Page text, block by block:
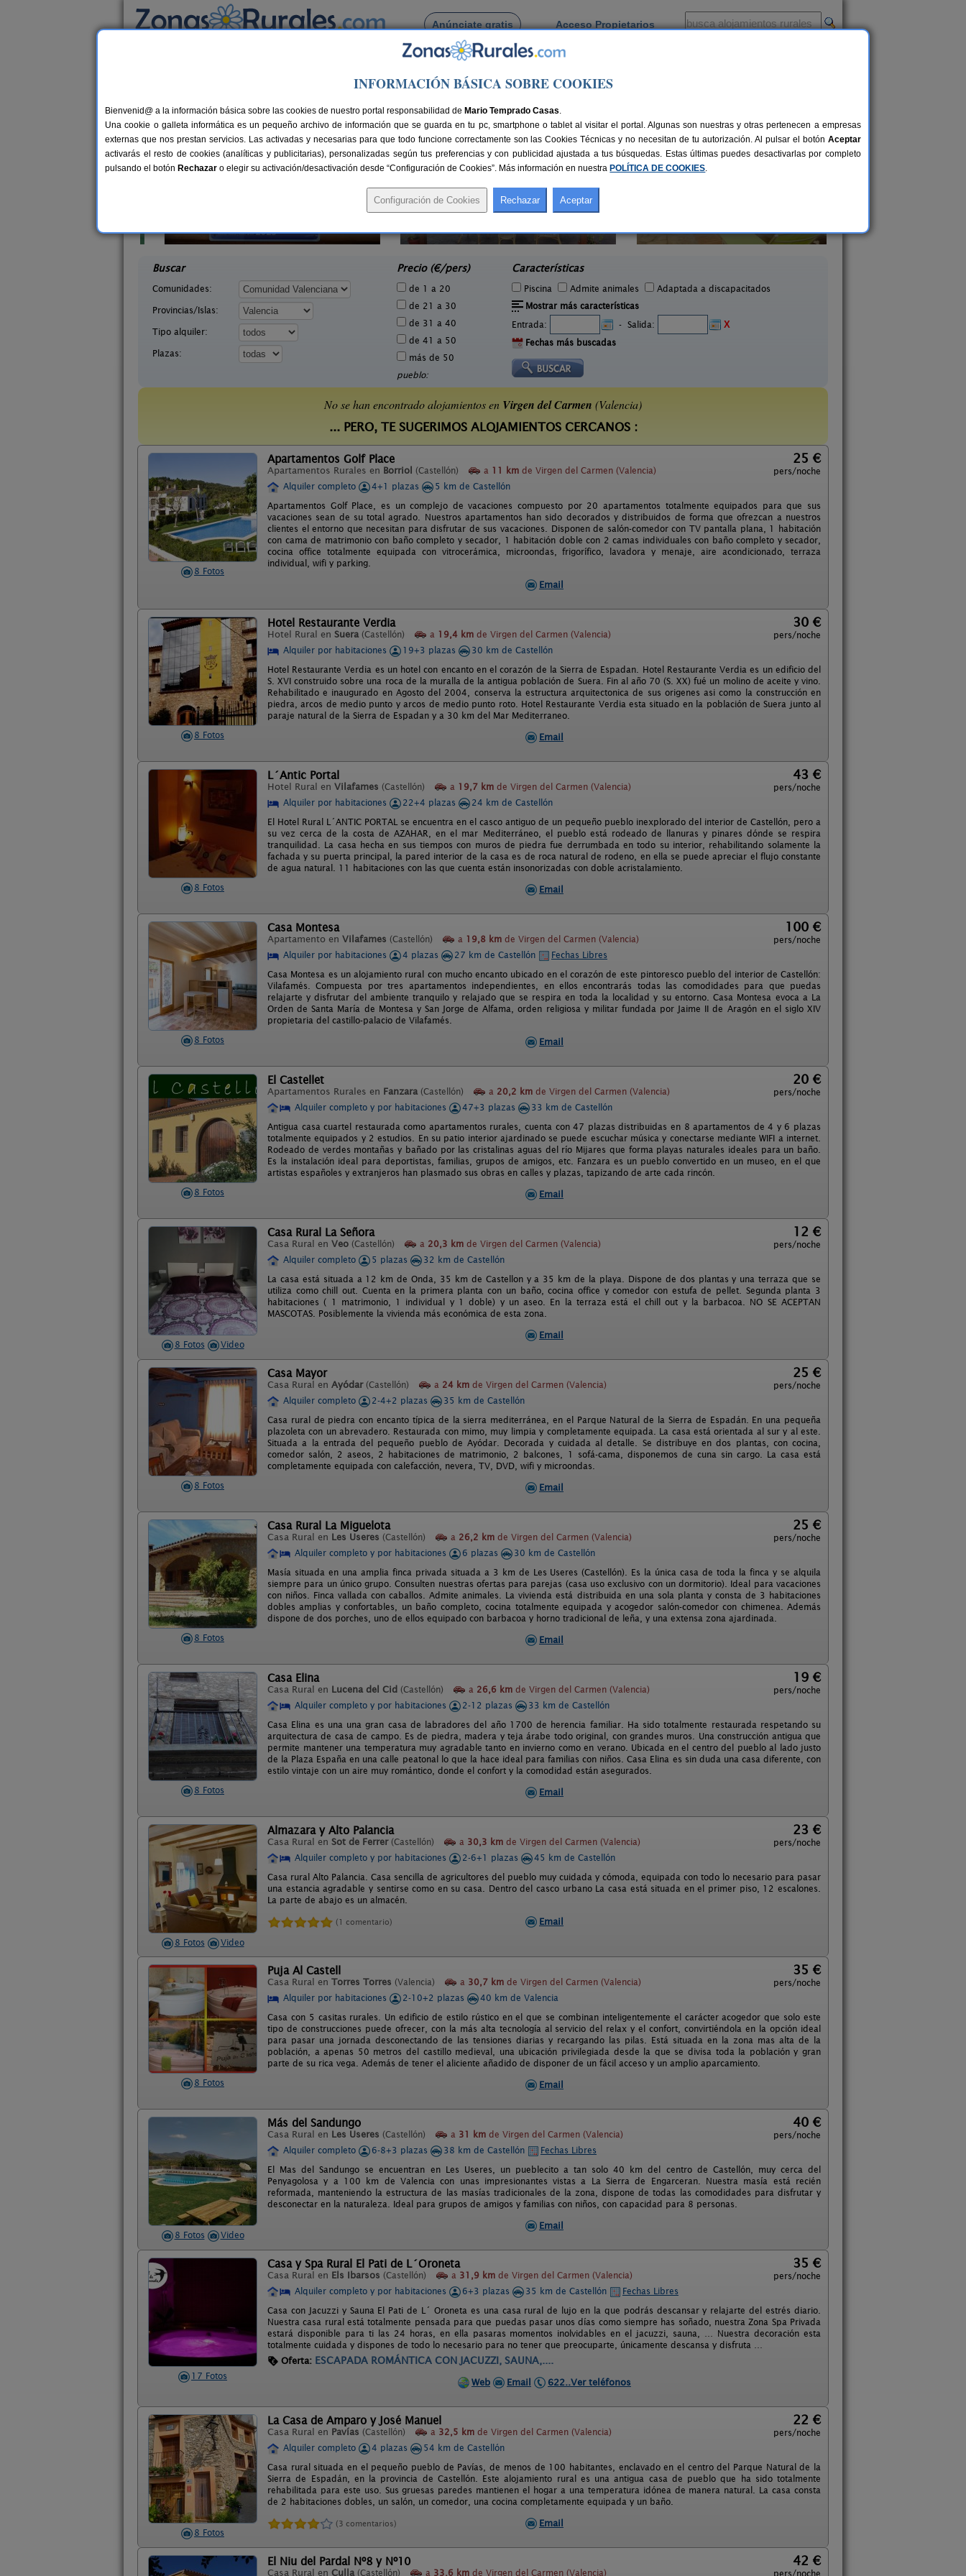
Anúnciate gratis Acceso Propietarios
Busca por pueblo
> Virgen del Carmen
Casas Rurales cerca de Virgen del Carmen
50 €
Casas Rurales Les Eres de Gátova
Buscar
Comunidades:
Provincias/Islas:
Tipo alquiler:
Plazas:
Precio (€/pers)
de 1 a 20
de 21 a 30
de 31 a 40
de 41 a 50
más de 50
pueblo:
Características
Piscina Admite animales
Adaptada a discapacitados
Mostrar más características
Entrada:
- Salida:
X
Fechas más buscadas
No se han encontrado alojamientos en Virgen del Carmen (Valencia)
... PERO, TE SUGERIMOS ALOJAMIENTOS CERCANOS :
8 Fotos
Apartamentos Golf Place
Apartamentos Rurales en Borriol (Castellón) a 11 km de Virgen del Carmen (Valencia)
25 €
pers/noche
Alquiler completo
4+1 plazas
5 km de Castellón
Apartamentos Golf Place, es un complejo de vacaciones compuesto por 20 apartamentos totalmente equipados para que sus
vacaciones sean de su total agrado. Nuestros apartamentos han sido decorados y distribuidos de forma que ofrezcan a nuestros
clientes el entorno que necesitan para disfrutar de sus vacaciones. Disponen de salón-comedor con TV pantalla plana, 1 habitación
con cama de matrimonio con baño completo y secador, 1 habitación doble con 2 camas individuales con baño completo y secador,
cocina office totalmente equipada con vitrocerámica, microondas, frigorífico, lavadora y menaje, aire acondicionado, terraza
individual, wifi y parking.
Email
8 Fotos
Hotel Restaurante Verdia
Hotel Rural en Suera (Castellón) a 19,4 km de Virgen del Carmen (Valencia)
30 €
pers/noche
Alquiler por habitaciones
19+3 plazas
30 km de Castellón
Hotel Restaurante Verdia es un hotel con encanto en el corazón de la Sierra de Espadan. Hotel Restaurante Verdia es un edificio del
S. XVI construido sobre una roca de la muralla de la antigua población de Suera. Fin al año 70 (S. XX) fué un molino de aceite y vino.
Rehabilitado e inaugurado en Agosto del 2004, conserva la estructura arquitectonica de sus origenes asi como la construcción en
piedra, arcos de medio punto y arcos de medio punto roto. Hotel Restaurante Verdia esta situado en la población de Suera junto al
paraje natural de la Sierra de Espadan y a 30 km del Mar Mediterraneo.
Email
8 Fotos
L´Antic Portal
Hotel Rural en Vilafames (Castellón) a 19,7 km de Virgen del Carmen (Valencia)
43 €
pers/noche
Alquiler por habitaciones
22+4 plazas
24 km de Castellón
El Hotel Rural L´ANTIC PORTAL se encuentra en el casco antiguo de un pequeño pueblo inexplorado del interior de Castellón, pero a
su vez cerca de la costa de AZAHAR, en el mar Mediterráneo, el pueblo está rodeado de llanuras y pinares dónde se respira
tranquilidad. La casa hecha en sus tiempos con muros de piedra fue derrumbada en todo su interior, rehabilitando solamente la
fachada y su puerta principal, la pared interior de la casa es de roca natural de rodeno, en ella se puede apreciar el flujo constante
de agua natural. 11 habitaciones con las que cuenta están insonorizadas con doble acristalamiento.
Email
8 Fotos
Casa Montesa
Apartamento en Vilafames (Castellón) a 19,8 km de Virgen del Carmen (Valencia)
100 €
pers/noche
Alquiler por habitaciones
4 plazas 27 km de Castellón
Fechas Libres
Casa Montesa es un alojamiento rural con mucho encanto ubicado en el corazón de este pintoresco pueblo del interior de Castellón:
Vilafamés. Compuesta por tres apartamentos independientes, en ellos encontrarás todas las comodidades para que puedas
relajarte y disfrutar del ambiente tranquilo y relajado que se respira en toda la localidad y su entorno. Casa Montesa evoca a La
Orden de Santa María de Montesa y San Jorge de Alfama, orden religiosa y militar fundada por Jaime II de Aragón en el siglo XIV
propietaria del castillo-palacio de Vilafamés.
Email
8 Fotos
El Castellet
Apartamentos Rurales en Fanzara (Castellón) a 20,2 km de Virgen del Carmen (Valencia)
20 €
pers/noche
Alquiler completo y por habitaciones
47+3 plazas
33 km de Castellón
Antigua casa cuartel restaurada como apartamentos rurales, cuenta con 47 plazas distribuidas en 8 apartamentos de 4 y 6 plazas
totalmente equipados y 2 estudios. En su patio interior ajardinado se puede escuchar música y conectarse mediante WIFI a internet.
Rodeado de verdes montañas y bañado por las cristalinas aguas del río Mijares que forma playas naturales ideales para un baño.
Es la instalación ideal para deportistas, familias, grupos de amigos, etc. Fanzara es un pueblo convertido en un museo, en el que
artistas españoles y extranjeros han plasmado sus obras en calles y plazas, tapizando de arte cada rincón.
Email
8 Fotos Video
Casa Rural La Señora
Casa Rural en Veo (Castellón) a 20,3 km de Virgen del Carmen (Valencia)
12 €
pers/noche
Alquiler completo
5 plazas
32 km de Castellón
La casa está situada a 12 km de Onda, 35 km de Castellon y a 35 km de la playa. Dispone de dos plantas y una terraza que se
utiliza como chill out. Cuenta en la primera planta con un baño, cocina office y comedor con estufa de pellet. Segunda planta 3
habitaciones ( 1 matrimonio, 1 individual y 1 doble) y un aseo. En la terraza está el chill out y la barbacoa. NO SE ACEPTAN
MASCOTAS. Posiblemente la vivienda más económica de esta zona.
Email
8 Fotos
Casa Mayor
Casa Rural en Ayódar (Castellón) a 24 km de Virgen del Carmen (Valencia)
25 €
pers/noche
Alquiler completo
2-4+2 plazas
35 km de Castellón
Casa rural de piedra con encanto típica de la sierra mediterránea, en el Parque Natural de la Sierra de Espadán. En una pequeña
plazoleta con un abrevadero. Restaurada con mimo, muy limpia y completamente equipada. La casa está orientada al sur y al este.
Situada a la entrada del pequeño pueblo de Ayódar. Decorada y cuidada al detalle. Se distribuye en dos plantas, con cocina,
comedor salón, 2 aseos, 2 habitaciones de matrimonio, 2 balcones, 1 sofá-cama, disponemos de cuna sin cargo. La casa está
completamente equipada con calefacción, nevera, TV, DVD, wifi y microondas.
Email
8 Fotos
Casa Rural La Miguelota
Casa Rural en Les Useres (Castellón) a 26,2 km de Virgen del Carmen (Valencia)
25 €
pers/noche
Alquiler completo y por habitaciones
6 plazas
30 km de Castellón
Masía situada en una amplia finca privada situada a 3 km de Les Useres (Castellón). Es la única casa de toda la finca y se alquila
siempre para un único grupo. Consulten nuestras ofertas para parejas (casa uso exclusivo con un dormitorio). Ideal para vacaciones
con niños. Finca vallada con caballos. Admite animales. La vivienda está distribuida en una sola planta y consta de 3 habitaciones
dobles amplias y confortables, un baño completo, cocina totalmente equipada y acogedor salón-comedor con chimenea. Además
dispone de dos porches, uno de ellos equipado con barbacoa y horno tradicional de leña, y una extensa zona ajardinada.
Email
8 Fotos
Casa Elina
Casa Rural en Lucena del Cid (Castellón) a 26,6 km de Virgen del Carmen (Valencia)
19 €
pers/noche
Alquiler completo y por habitaciones
2-12 plazas
33 km de Castellón
Casa Elina es una una gran casa de labradores del año 1700 de herencia familiar. Ha sido totalmente restaurada respetando su
arquitectura de casa de campo. Es de piedra, madera y teja árabe todo original, con grandes muros. Una construcción antigua que
permite mantener una temperatura muy agradable tanto en invierno como en verano. Ubicada en el centro del pueblo al lado justo
de la Plaza España en una calle peatonal lo que la hace ideal para familias con niños. Casa Elina es sin duda una casa diferente, con
estilo vintaje con un aire muy romántico, donde el confort y la comodidad están asegurados.
Email
8 Fotos Video
Almazara y Alto Palancia
Casa Rural en Sot de Ferrer (Castellón) a 30,3 km de Virgen del Carmen (Valencia)
23 €
pers/noche
Alquiler completo y por habitaciones
2-6+1 plazas
45 km de Castellón
Casa rural Alto Palancia. Casa sencilla de agricultores del pueblo muy cuidada y cómoda, equipada con todo lo necesario para pasar
una estancia agradable y sentirse como en su casa. Dentro del casco urbano La casa está situada en el primer piso, 12 escalones.
La parte de abajo es un almacén.
(1 comentario) Email
8 Fotos
Puja Al Castell
Casa Rural en Torres Torres (Valencia) a 30,7 km de Virgen del Carmen (Valencia)
35 €
pers/noche
Alquiler por habitaciones
2-10+2 plazas
40 km de Valencia
Casa con 5 casitas rurales. Un edificio de estilo rústico en el que se combinan inteligentemente el carácter acogedor que solo este
tipo de construcciones puede ofrecer, con la más alta tecnología al servicio del relax y el confort, convirtiéndola en la opción ideal
para pasar una jornada desconectando de las tensiones diarias y recargando las pilas. Está situada en la zona mas alta de la
población, a apenas 50 metros del castillo medieval, una ubicación privilegiada desde la que se divisa toda la población y gran
parte de su rica vega. Además de tener el aliciente añadido de disponer de un fácil acceso y un amplio aparcamiento.
Email
8 Fotos Video
Más del Sandungo
Casa Rural en Les Useres (Castellón) a 31 km de Virgen del Carmen (Valencia)
40 €
pers/noche
Alquiler completo
6-8+3 plazas 38 km de Castellón
Fechas Libres
El Mas del Sandungo se encuentran en Les Useres, un pueblecito a tan solo 40 km del centro de Castellón, muy cerca del
Penyagolosa y a 100 km de Valencia con unas impresionantes vistas a La Sierra de Engarceran. Nuestra masía está recién
reformada, manteniendo la estructura de las masías tradicionales de la zona, dispone de todas las comodidades para disfrutar y
desconectar en la naturaleza. Ideal para grupos de amigos y familias con niños, con capacidad para 8 personas.
Email
17 Fotos
Casa y Spa Rural El Pati de L´Oroneta
Casa Rural en Els Ibarsos (Castellón) a 31,9 km de Virgen del Carmen (Valencia)
35 €
pers/noche
Alquiler completo y por habitaciones
6+3 plazas 35 km de Castellón
Fechas Libres
Casa con Jacuzzi y Sauna El Pati de L´ Oroneta es una casa rural de lujo en la que podrás descansar y relajarte del estrés diario.
Nuestra casa rural está totalmente pensada para que puedas pasar unos días como siempre has soñado, nuestra Zona Spa Privada
estará disponible para ti las 24 horas, en ella pasaras momentos inolvidables en el jacuzzi, sauna, … Nuestra decoración esta
totalmente cuidada y dispones de todo lo necesario para no tener que preocuparte, únicamente descansa y disfruta …
Oferta: ESCAPADA ROMÁNTICA CON JACUZZI, SAUNA,....
Web Email 622..Ver teléfonos
8 Fotos
La Casa de Amparo y José Manuel
Casa Rural en Pavías (Castellón) a 32,5 km de Virgen del Carmen (Valencia)
22 €
pers/noche
Alquiler completo
4 plazas
54 km de Castellón
Casa rural situada en el pequeño pueblo de Pavías, de menos de 100 habitantes, enclavado en el centro del Parque Natural de la
Sierra de Espadán, en la provincia de Castellón. Este alojamiento rural es una antigua casa de pueblo que ha sido totalmente
rehabilitada para este uso. Sus gruesas paredes mantienen el hogar a una temperatura idónea de manera natural. La casa consta
de 2 habitaciones dobles, un salón, un comedor, una cocina completamente equipada y un baño.
(3 comentarios) Email
El Niu del Pardal Nº8 y Nº10
Casa Rural en Culla (Castellón) a 33,6 km de Virgen del Carmen (Valencia)
42 €
pers/noche
INFORMACIÓN BÁSICA SOBRE COOKIES
Bienvenid@ a la información básica sobre las cookies de nuestro portal responsabilidad de Mario Temprado Casas.
Una cookie o galleta informática es un pequeño archivo de información que se guarda en tu pc, smartphone o tablet al visitar el portal. Algunas son nuestras y otras pertenecen a empresas
externas que nos prestan servicios. Las activadas y necesarias para que todo funcione correctamente son las Cookies Técnicas y no necesitan de tu autorización. Al pulsar el botón Aceptar
activarás el resto de cookies (analíticas y publicitarias), personalizadas según tus preferencias y con publicidad ajustada a tus búsquedas. Estas últimas puedes desactivarlas por completo
pulsando el botón Rechazar o elegir su activación/desactivación desde “Configuración de Cookies”. Más información en nuestra POLÍTICA DE COOKIES.